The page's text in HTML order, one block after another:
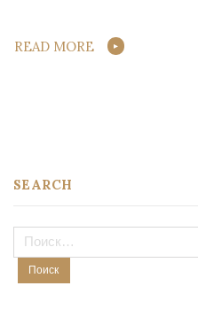
READ MORE
SEARCH
Найти: